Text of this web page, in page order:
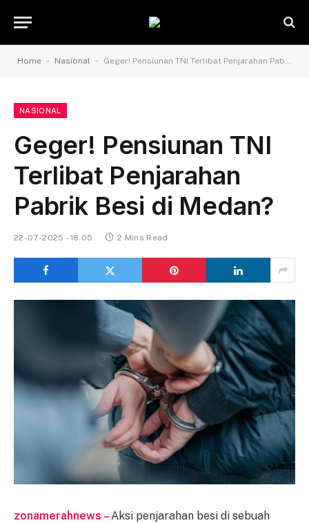
Home - Nasional - Geger! Pensiunan TNI Terlibat Penjarahan Pabrik Besi di Medan?
NASIONAL
Geger! Pensiunan TNI
Terlibat Penjarahan
Pabrik Besi di Medan?
22-07-2025 - 18.05 2 Mins Read
zonamerahnews – Aksi penjarahan besi di sebuah